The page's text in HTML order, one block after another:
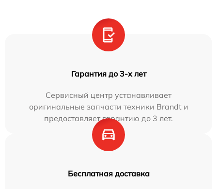
Гарантия до 3-х лет
Сервисный центр устанавливает
оригинальные запчасти техники Brandt и
предоставляет гарантию до 3 лет.
Бесплатная доставка